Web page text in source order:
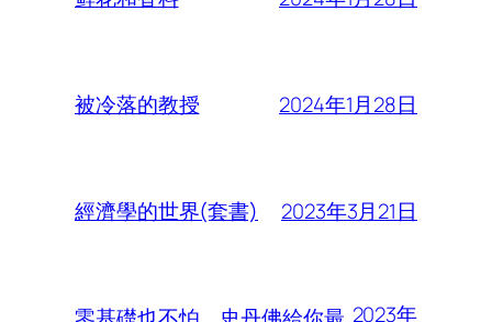
被冷落的教授 2024年1月28日
經濟學的世界(套書) 2023年3月21日
2023年